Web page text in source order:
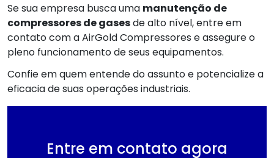
Se sua empresa busca uma manutenção de
compressores de gasesde alto nível, entre em
contato com a AirGold Compressores e assegure o
pleno funcionamento de seus equipamentos.
Confie em quem entende do assunto e potencialize a
eficacia de suas operações industriais.
Entre em contato agora